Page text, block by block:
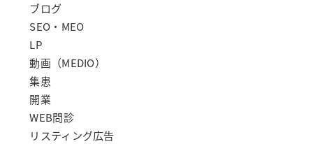
ブログ
SEO・MEO
LP
動画（MEDIO）
集患
開業
WEB問診
リスティング広告